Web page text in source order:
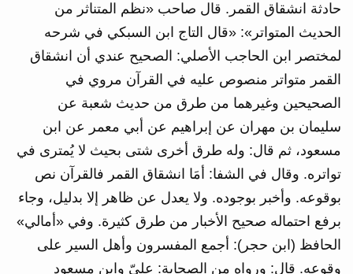
حادثة انشقاق القمر. قال صاحب «نظم المتناثر من
الحديث المتواتر»: «قال التاج ابن السبكي في شرحه
لمختصر ابن الحاجب الأصلي: الصحيح عندي أن انشقاق
القمر متواتر منصوص عليه في القرآن مروي في
الصحيحين وغيرهما من طرق من حديث شعبة عن
سليمان بن مهران عن إبراهيم عن أبي معمر عن ابن
مسعود، ثم قال: وله طرق أخرى شتى بحيث لا يُمترى في
تواتره. وقال في الشفا: أمَا انشقاق القمر فالقرآن نص
بوقوعه. وأخبر بوجوده. ولا يعدل عن ظاهر إلا بدليل، وجاء
برفع احتماله صحيح الأخبار من طرق كثيرة. وفي «أمالي»
الحافظ (ابن حجر): أجمع المفسرون وأهل السير على
وقوعه. قال: ورواه من الصحابة: عليّ وابن مسعود